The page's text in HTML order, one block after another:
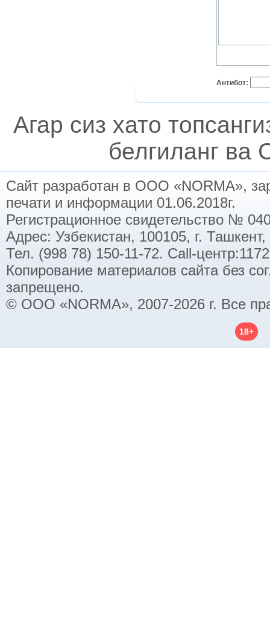
Антибот:
Агар сиз хато
белгиланг ва
Сайт разработан в ООО «NORMA»,
печати и информации 01.06.2018г.
Регистрационное свидетельство №
Адрес: Узбекистан, 100105, г.
Тел. (998 78) 150-11-72. Call-
Копирование материалов сайта без
запрещено.
© ООО «NORMA», 2007-2026 г. Все
18+